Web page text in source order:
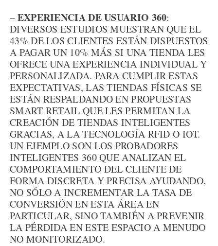
– EXPERIENCIA DE USUARIO 360:
DIVERSOS ESTUDIOS MUESTRAN QUE EL
43% DE LOS CLIENTES ESTÁN DISPUESTOS
A PAGAR UN 10% MÁS SI UNA TIENDA LES
OFRECE UNA EXPERIENCIA INDIVIDUAL Y
PERSONALIZADA. PARA CUMPLIR ESTAS
EXPECTATIVAS, LAS TIENDAS FÍSICAS SE
ESTÁN RESPALDANDO EN PROPUESTAS
SMART RETAIL QUE LES PERMITAN LA
CREACIÓN DE TIENDAS INTELIGENTES
GRACIAS, A LA TECNOLOGÍA RFID O IOT.
UN EJEMPLO SON LOS PROBADORES
INTELIGENTES 360 QUE ANALIZAN EL
COMPORTAMIENTO DEL CLIENTE DE
FORMA DISCRETA Y PRECISA AYUDANDO,
NO SÓLO A INCREMENTAR LA TASA DE
CONVERSIÓN EN ESTA ÁREA EN
PARTICULAR, SINO TAMBIÉN A PREVENIR
LA PÉRDIDA EN ESTE ESPACIO A MENUDO
NO MONITORIZADO.